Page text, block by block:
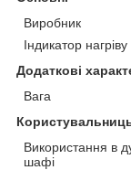
Виробник
Індикатор нагріву
Додаткові
Вага
Використання в
шафі